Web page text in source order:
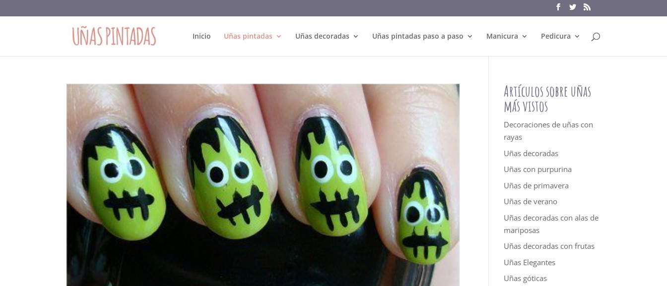
Inicio Uñas pintadas Uñas decoradas Uñas pintadas paso a paso Manicura Pedicura
Artículos sobre uñas
más vistos
Decoraciones de uñas con
rayas
Uñas decoradas
Uñas con purpurina
Uñas de primavera
Uñas de verano
Uñas decoradas con alas de
mariposas
Uñas decoradas con frutas
Uñas Elegantes
Uñas góticas